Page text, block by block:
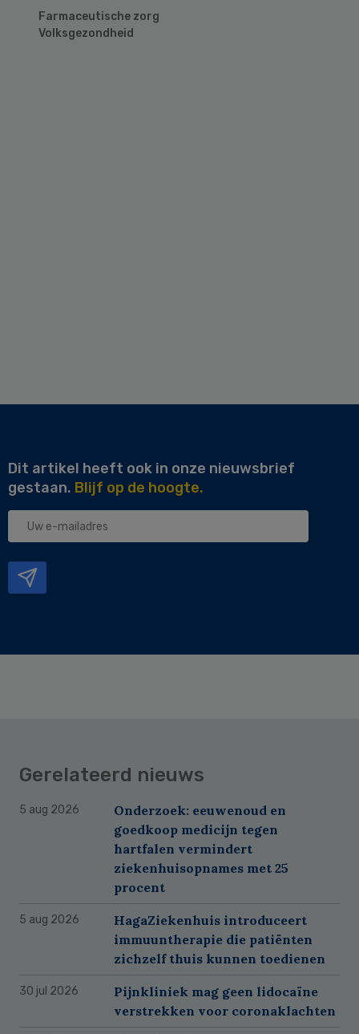
Farmaceutische zorg
Volksgezondheid
Dit artikel heeft ook in onze nieuwsbrief
gestaan. Blijf op de hoogte.
Uw
Gerelateerd nieuws
5 aug 2026
Onderzoek: eeuwenoud en
goedkoop medicijn tegen
hartfalen vermindert
ziekenhuisopnames met 25
procent
5 aug 2026
HagaZiekenhuis introduceert
immuuntherapie die patiënten
zichzelf thuis kunnen toedienen
30 jul 2026
Pijnkliniek mag geen lidocaïne
verstrekken voor coronaklachten